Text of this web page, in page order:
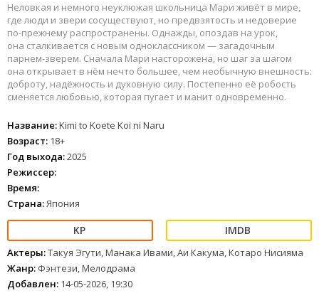
Неловкая и немного неуклюжая школьница Мари живёт в мире,
где люди и звери сосуществуют, но предвзятость и недоверие
по-прежнему распространены. Однажды, опоздав на урок,
она сталкивается с новым одноклассником — загадочным
парнем-зверем. Сначала Мари насторожена, но шаг за шагом
она открывает в нём нечто большее, чем необычную внешность:
доброту, надёжность и духовную силу. Постепенно её робость
сменяется любовью, которая пугает и манит одновременно.
Название:Kimi to Koete Koi ni Naru
Возраст: 18+
Год выхода:2025
Режиссер:
Время:
Страна:Япония
Актеры:Такуя Эгути, Манака Ивами, Аи Какума, Котаро Нисияма
Жанр: Фэнтези, Мелодрама
Добавлен: 14-05-2026, 19:30